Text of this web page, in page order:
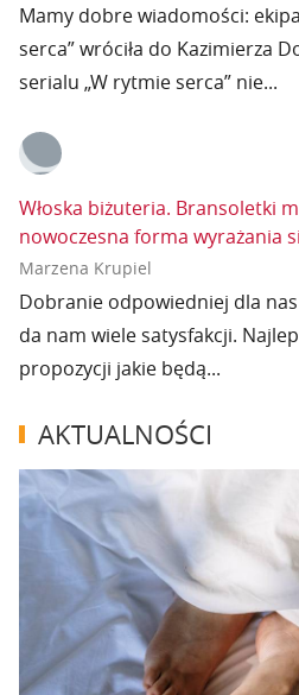
Mamy dobre wiadomości:
serca” wróciła do Kazimierza
serialu „W rytmie serca” nie...
Włoska biżuteria. Bransoletki
nowoczesna forma wyrażania
Marzena Krupiel
Dobranie odpowiedniej dla
da nam wiele satysfakcji.
propozycji jakie będą...
AKTUALNOŚCI